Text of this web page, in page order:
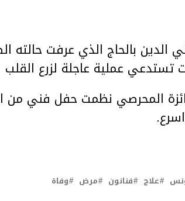
بالحاج الذي عرفت حالته
تستدعي عملية عاجلة لزرع القلب
المحرصي نظمت حفل فني
علاج فنانون مرض وفاة